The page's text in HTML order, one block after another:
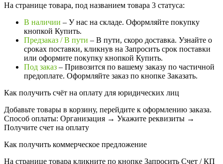
На странице товара, под названием товара 3 статуса:
В наличии – У нас на складе. Оформляйте покупку
кнопкой Купить.
Предзаказ / В пути – В пути, скоро доставка. Узнайте о
сроках поставки, кликнув на Запросить cрок поставки
или оформите покупку кнопкой Купить.
Под заказ – Привозится по вашему заказу по частичной
предоплате. Оформляйте заказ по кнопке Заказать.
Как получить счёт на оплату для юридических лиц
Добавьте товары в корзину, перейдите к оформлению заказа.
Способ оплаты: Организация → Укажите реквизиты →
Получите счет на оплату
Как получить коммерческое предложение
На странице товара кликните по кнопке Запросить Счет / КП